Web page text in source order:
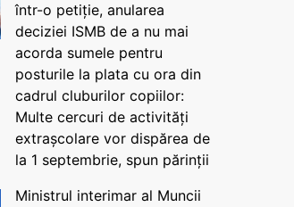
într-o petiție, anularea
deciziei ISMB de a nu mai
acorda sumele pentru
posturile la plata cu ora din
cadrul cluburilor copiilor:
Multe cercuri de activități
extrașcolare vor dispărea de
la 1 septembrie, spun părinții
Ministrul interimar al Muncii